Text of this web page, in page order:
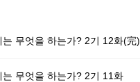
무엇을 하는가? 2기 12화(完)
무엇을 하는가? 2기 11화